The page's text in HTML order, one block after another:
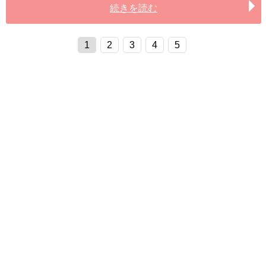
続きを読む
1 2 3 4 5